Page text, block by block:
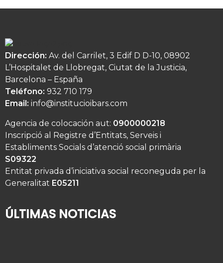
Dirección: Av. del Carrilet, 3 Edif D D-10, 08902
L’Hospitalet de Llobregat, Ciutat de la Justicia,
Barcelona – España
Teléfono: 932 710 179
Email: info@institucioibars.com
Agencia de colocación aut: 0900000218
Inscripció al Registre d’Entitats, Serveis i
Establiments Socials d’atenció social primària
S09322
Entitat privada d’iniciativa social reconeguda per la
Generalitat E05211
ÚLTIMAS NOTICIAS